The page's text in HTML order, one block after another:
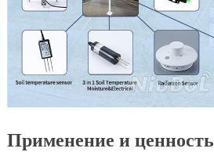
Применение и ценность